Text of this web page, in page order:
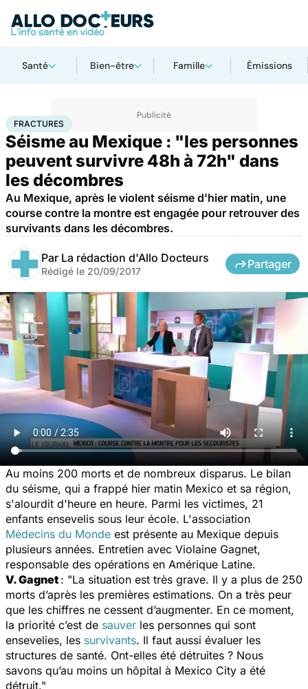
Santé Bien-être Famille Émissions
AccueilSantéFractures
FRACTURES
Séisme au Mexique : "les personnes
peuvent survivre 48h à 72h" dans
les décombres
Au Mexique, après le violent séisme d'hier matin, une
course contre la montre est engagée pour retrouver des
survivants dans les décombres.
Par La rédaction d'Allo Docteurs
Rédigé le 20/09/2017
Partager
Au moins 200 morts et de nombreux disparus. Le bilan
du séisme, qui a frappé hier matin Mexico et sa région,
s'alourdit d'heure en heure. Parmi les victimes, 21
enfants ensevelis sous leur école. L'association
Médecins du Monde est présente au Mexique depuis
plusieurs années. Entretien avec Violaine Gagnet,
responsable des opérations en Amérique Latine.
V. Gagnet : "La situation est très grave. Il y a plus de 250
morts d’après les premières estimations. On a très peur
que les chiffres ne cessent d’augmenter. En ce moment,
la priorité c’est de sauver les personnes qui sont
ensevelies, les survivants. Il faut aussi évaluer les
structures de santé. Ont-elles été détruites ? Nous
savons qu’au moins un hôpital à Mexico City a été
détruit."